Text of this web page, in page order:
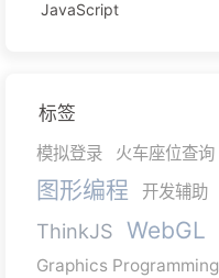
JavaScript
标签
模拟登录 火车座位查询
图形编程 开发辅助
ThinkJS WebGL
Graphics Programming